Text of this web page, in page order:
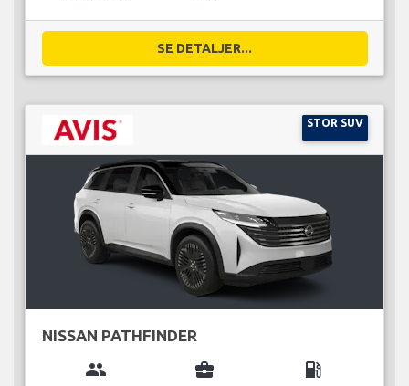
SE DETALJER...
STOR SUV
NISSAN PATHFINDER
group business_center local_gas_station